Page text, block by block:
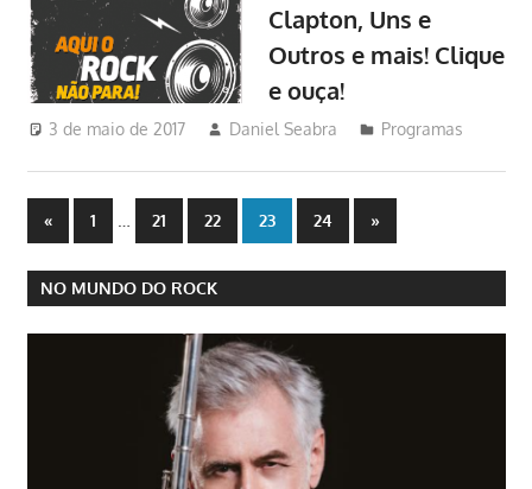
Clapton, Uns e
Outros e mais! Clique
e ouça!
3 de maio de 2017 Daniel Seabra Programas
Navegação
por
posts
«Previous
Posts
1 … 21 22 23 24
Next
Posts
»
NO MUNDO DO ROCK